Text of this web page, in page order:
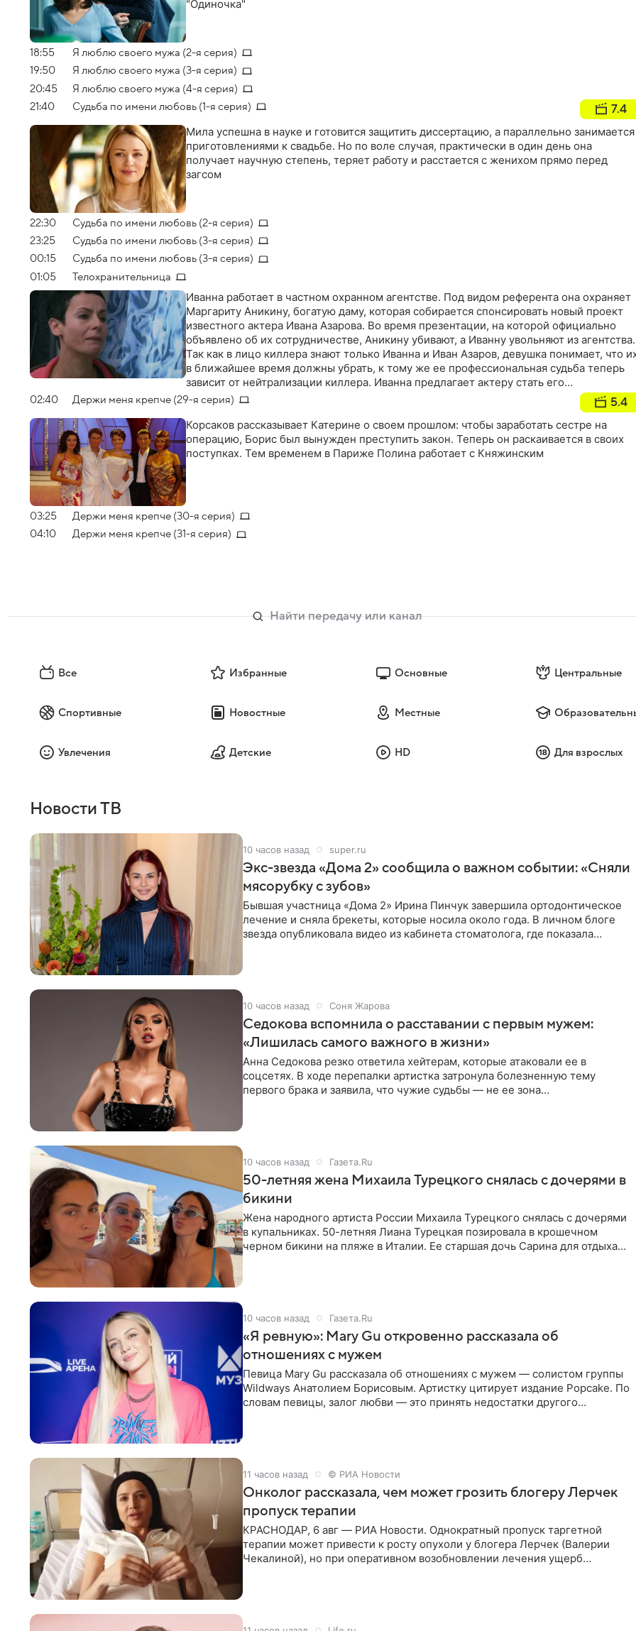
"Одиночка"
18:55
Я люблю своего мужа (2-я серия)
19:50
Я люблю своего мужа (3-я серия)
20:45
Я люблю своего мужа (4-я серия)
21:40
Судьба по имени любовь (1-я серия) 7.4
Мила успешна в науке и готовится защитить диссертацию, а параллельно занимается
приготовлениями к свадьбе. Но по воле случая, практически в один день она
получает научную степень, теряет работу и расстается с женихом прямо перед
загсом
22:30
Судьба по имени любовь (2-я серия)
23:25
Судьба по имени любовь (3-я серия)
00:15
Судьба по имени любовь (3-я серия)
01:05
Телохранительница
Иванна работает в частном охранном агентстве. Под видом референта она охраняет
Маргариту Аникину, богатую даму, которая собирается спонсировать новый проект
известного актера Ивана Азарова. Во время презентации, на которой официально
объявлено об их сотрудничестве, Аникину убивают, а Иванну увольняют из агентства.
Так как в лицо киллера знают только Иванна и Иван Азаров, девушка понимает, что
в ближайшее время должны убрать, к тому же ее профессиональная судьба теперь
зависит от нейтрализации киллера. Иванна предлагает актеру стать его
телохранителем и использовать Ивана как живца, на которого она поймает убийцу.
Иван соглашается на охрану при условии: она всегда будет рядом, но в роли его
официальной любовницы. Постепенно игра в любовь перерастает в настоящее,
глубокое чувство
02:40 Держи меня крепче (29-я серия) 5.4
Корсаков рассказывает Катерине о своем прошлом: чтобы заработать сестре на
операцию, Борис был вынужден преступить закон. Теперь он раскаивается в своих
поступках. Тем временем в Париже Полина работает с Княжинским
03:25
Держи меня крепче (30-я серия)
04:10
Держи меня крепче (31-я серия)
Все Избранные Основные Центральные
Спортивные Новостные Местные
Увлечения Детские HD Для взрослых
Новости ТВ
10 часов назад super.ru
Экс-звезда «Дома 2» сообщила о важном событии: «Сняли
мясорубку с зубов»
Бывшая участница «Дома 2» Ирина Пинчук завершила ортодонтическое
лечение и сняла брекеты, которые носила около года. В личном блоге
звезда опубликовала видео из кабинета стоматолога, где показала
10 часов назад Соня Жарова
Седокова вспомнила о расставании с первым мужем:
«Лишилась самого важного в жизни»
Анна Седокова резко ответила хейтерам, которые атаковали ее в
соцсетях. В ходе перепалки артистка затронула болезненную тему
первого брака и заявила, что чужие судьбы — не ее зона
10 часов назад Газета.Ru
50-летняя жена Михаила Турецкого снялась с дочерями в
бикини
Жена народного артиста России Михаила Турецкого снялась с дочерями
в купальниках. 50-летняя Лиана Турецкая позировала в крошечном
черном бикини на пляже в Италии. Ее старшая дочь Сарина для отдыха
10 часов назад Газета.Ru
«Я ревную»: Mary Gu откровенно рассказала об
отношениях с мужем
Певица Mary Gu рассказала об отношениях с мужем — солистом группы
Wildways Анатолием Борисовым. Артистку цитирует издание Popcake. По
словам певицы, залог любви — это принять недостатки другого
11 часов назад © РИА Новости
Онколог рассказала, чем может грозить блогеру Лерчек
пропуск терапии
КРАСНОДАР, 6 авг — РИА Новости. Однократный пропуск таргетной
терапии может привести к росту опухоли у блогера Лерчек (Валерии
Чекалиной), но при оперативном возобновлении лечения ущерб